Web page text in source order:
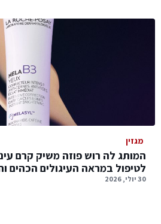
מגזין
המותג לה רוש פוזה משיק קרם
לטיפול במראה העיגולים הכהים
30 יולי, 2026